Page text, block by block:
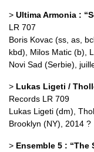
> Ultima Armonia :
LR 707
Boris Kovac (ss, as,
kbd), Milos Matic (b),
Novi Sad (Serbie),
> Lukas Ligeti /
Records LR 709
Lukas Ligeti (dm),
Brooklyn (NY), 2014 ?
> Ensemble 5 : “The